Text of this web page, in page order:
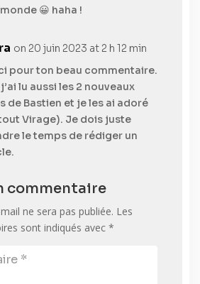
😀 haha !
on 20 juin 2023 at 2 h 12 min
pour ton beau commentaire.
lu aussi les 2 nouveaux
de Bastien et je les ai adoré
Virage). Je dois juste
le temps de rédiger un
commentaire
ne sera pas publiée. Les
sont indiqués avec *